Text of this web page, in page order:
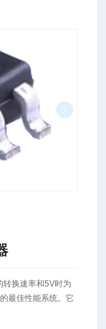
换速率和5V时为
最佳性能系统。它